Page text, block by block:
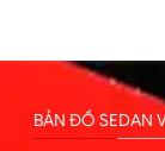
BẢN ĐỒ SEDAN